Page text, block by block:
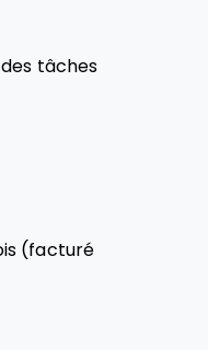
tâches
(facturé